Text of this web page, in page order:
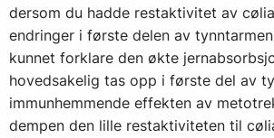
dersom du hadde restaktivitet av
endringer i første delen av
kunnet forklare den økte
hovedsakelig tas opp i første del av
immunhemmende effekten av
dempen den lille restaktiviteten til